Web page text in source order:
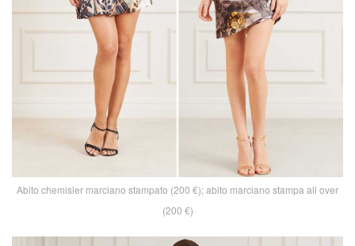
Abito chemisier marciano stampato (200 €); abito marciano stampa all over
(200 €)